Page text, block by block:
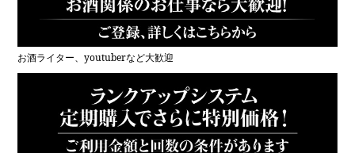
お酒ライター、youtuberなど大歓迎